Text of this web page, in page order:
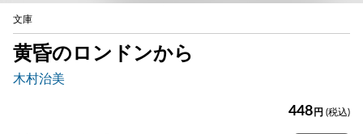
文庫
黄昏のロンドンから
木村治美
448 円 (税込)